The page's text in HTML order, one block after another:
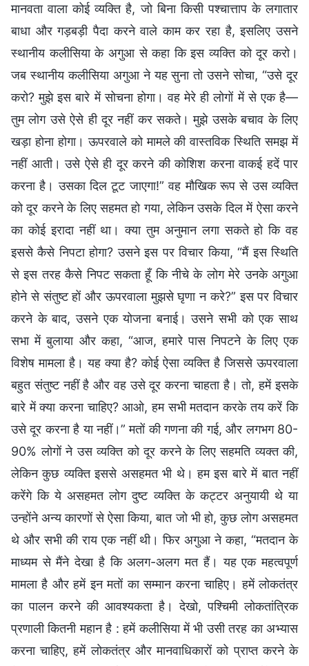
मानवता वाला कोई व्यक्ति है, जो बिना किसी पश्चात्ताप के लगातार
बाधा और गड़बड़ी पैदा करने वाले काम कर रहा है, इसलिए उसने
स्थानीय कलीसिया के अगुआ से कहा कि इस व्यक्ति को दूर करो।
जब स्थानीय कलीसिया अगुआ ने यह सुना तो उसने सोचा, “उसे दूर
करो? मुझे इस बारे में सोचना होगा। वह मेरे ही लोगों में से एक है—
तुम लोग उसे ऐसे ही दूर नहीं कर सकते। मुझे उसके बचाव के लिए
खड़ा होना होगा। ऊपरवाले को मामले की वास्तविक स्थिति समझ में
नहीं आती। उसे ऐसे ही दूर करने की कोशिश करना वाकई हदें पार
करना है। उसका दिल टूट जाएगा!” वह मौखिक रूप से उस व्यक्ति
को दूर करने के लिए सहमत हो गया, लेकिन उसके दिल में ऐसा करने
का कोई इरादा नहीं था। क्या तुम अनुमान लगा सकते हो कि वह
इससे कैसे निपटा होगा? उसने इस पर विचार किया, “मैं इस स्थिति
से इस तरह कैसे निपट सकता हूँ कि नीचे के लोग मेरे उनके अगुआ
होने से संतुष्ट हों और ऊपरवाला मुझसे घृणा न करे?” इस पर विचार
करने के बाद, उसने एक योजना बनाई। उसने सभी को एक साथ
सभा में बुलाया और कहा, “आज, हमारे पास निपटने के लिए एक
विशेष मामला है। यह क्या है? कोई ऐसा व्यक्ति है जिससे ऊपरवाला
बहुत संतुष्ट नहीं है और वह उसे दूर करना चाहता है। तो, हमें इसके
बारे में क्या करना चाहिए? आओ, हम सभी मतदान करके तय करें कि
उसे दूर करना है या नहीं।” मतों की गणना की गई, और लगभग 80-
90% लोगों ने उस व्यक्ति को दूर करने के लिए सहमति व्यक्त की,
लेकिन कुछ व्यक्ति इससे असहमत भी थे। हम इस बारे में बात नहीं
करेंगे कि ये असहमत लोग दुष्ट व्यक्ति के कट्टर अनुयायी थे या
उन्होंने अन्य कारणों से ऐसा किया, बात जो भी हो, कुछ लोग असहमत
थे और सभी की राय एक नहीं थी। फिर अगुआ ने कहा, “मतदान के
माध्यम से मैंने देखा है कि अलग-अलग मत हैं। यह एक महत्वपूर्ण
मामला है और हमें इन मतों का सम्मान करना चाहिए। हमें लोकतंत्र
का पालन करने की आवश्यकता है। देखो, पश्चिमी लोकतांत्रिक
प्रणाली कितनी महान है : हमें कलीसिया में भी उसी तरह का अभ्यास
करना चाहिए, हमें लोकतंत्र और मानवाधिकारों को प्राप्त करने के